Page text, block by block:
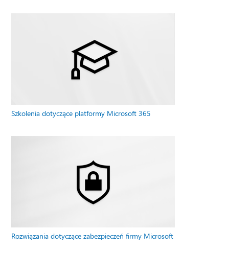
Szkolenia dotyczące platformy Microsoft 365
Rozwiązania dotyczące zabezpieczeń firmy Microsoft